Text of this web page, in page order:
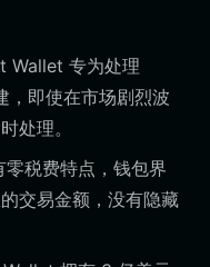
Wallet 专为处理
，即使在市场剧烈波
处理。
零税费特点，钱包界
交易金额，没有隐藏